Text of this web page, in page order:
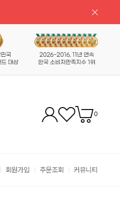
0
회원가입 주문조회 커뮤니티